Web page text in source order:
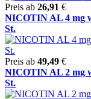
Preis ab 26,91 €
NICOTIN AL 4 mg
St.
Preis ab 49,49 €
NICOTIN AL 2 mg
St.